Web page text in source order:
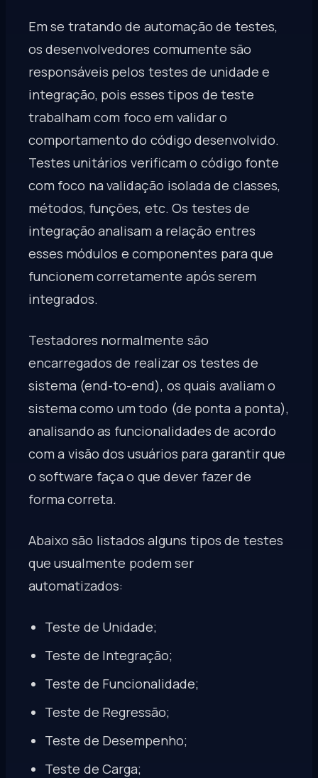
Em se tratando de automação de testes,
os desenvolvedores comumente são
responsáveis pelos testes de unidade e
integração, pois esses tipos de teste
trabalham com foco em validar o
comportamento do código desenvolvido.
Testes unitários verificam o código fonte
com foco na validação isolada de classes,
métodos, funções, etc. Os testes de
integração analisam a relação entres
esses módulos e componentes para que
funcionem corretamente após serem
integrados.
Testadores normalmente são
encarregados de realizar os testes de
sistema (end-to-end), os quais avaliam o
sistema como um todo (de ponta a ponta),
analisando as funcionalidades de acordo
com a visão dos usuários para garantir que
o software faça o que dever fazer de
forma correta.
Abaixo são listados alguns tipos de testes
que usualmente podem ser
automatizados:
Teste de Unidade;
Teste de Integração;
Teste de Funcionalidade;
Teste de Regressão;
Teste de Desempenho;
Teste de Carga;